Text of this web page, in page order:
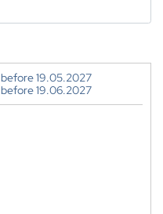
before 19.05.2027
before 19.06.2027